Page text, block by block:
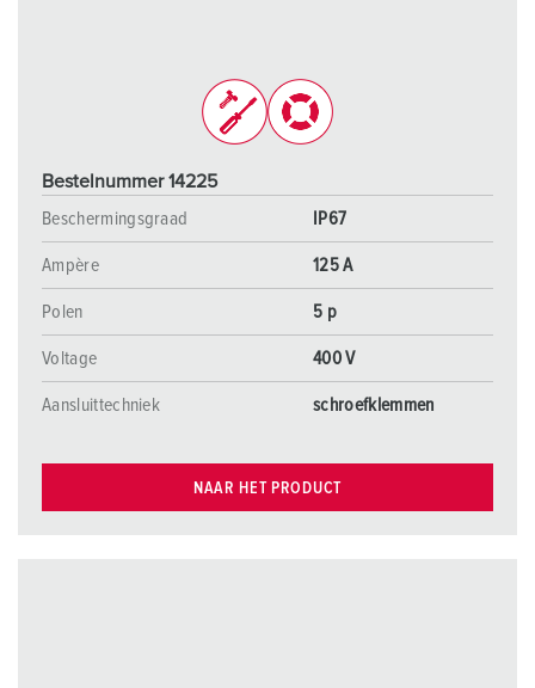
Bestelnummer 14225
Beschermingsgraad
IP67
Ampère 125 A
Polen 5 p
Voltage 400 V
Aansluittechniek schroefklemmen
NAAR HET PRODUCT